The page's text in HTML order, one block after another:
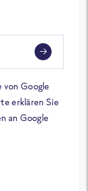
von Google
erklären Sie
an Google